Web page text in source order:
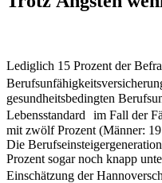
Lediglich 15 Prozent der
gesundheitsbedingten
Lebensstandard im Fall der
mit zwölf Prozent (Männer:
Die
Prozent sogar noch knapp
Einschätzung der